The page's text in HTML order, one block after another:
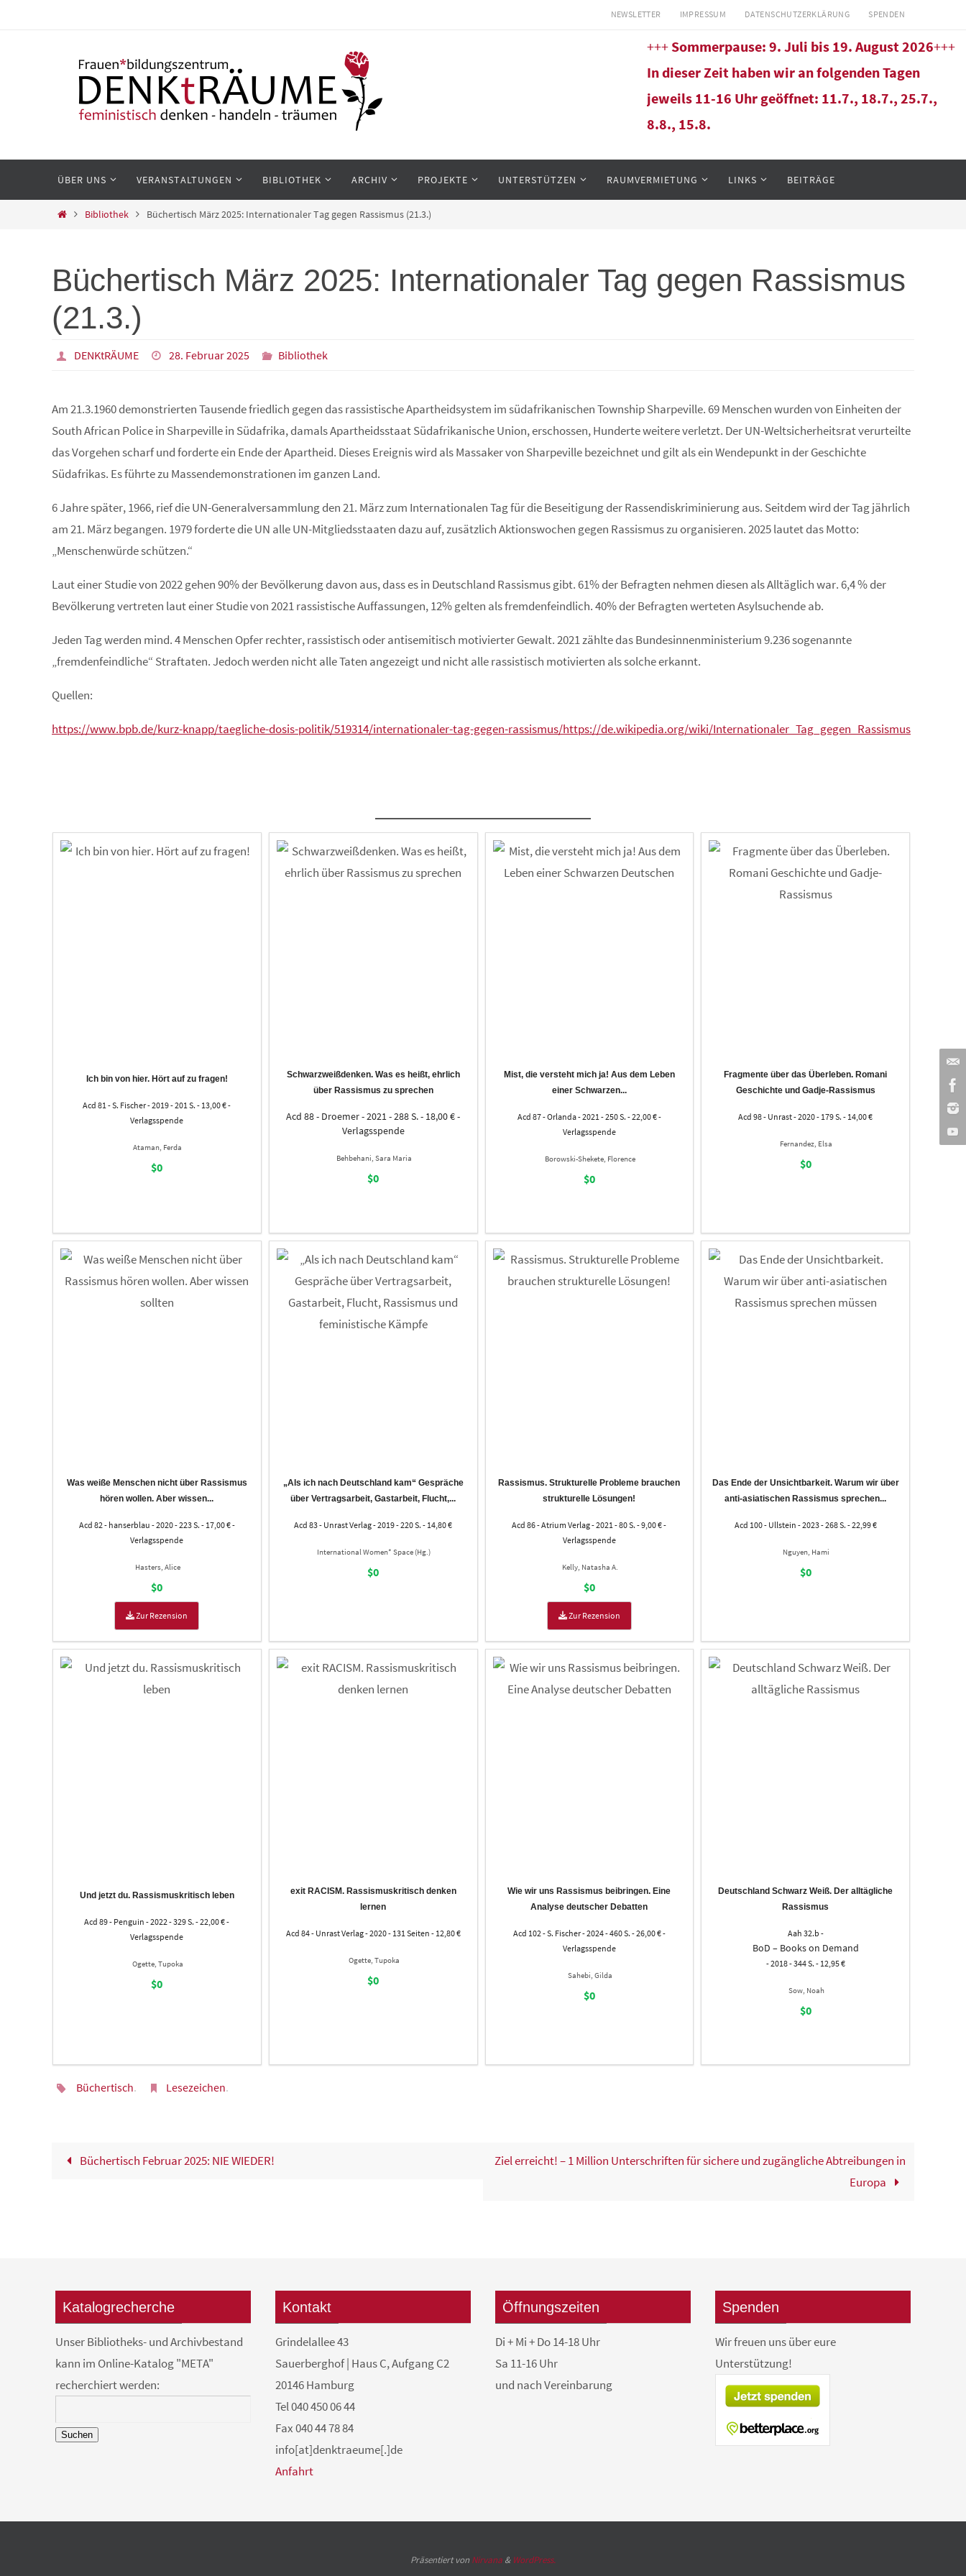
NEWSLETTER IMPRESSUM DATENSCHUTZERKLÄRUNG SPENDEN
+++ Sommerpause: 9. Juli bis 19. August 2026+++
In dieser Zeit haben wir an folgenden Tagen
jeweils 11-16 Uhr geöffnet: 11.7., 18.7., 25.7.,
8.8., 15.8.
springen
ÜBER UNS VERANSTALTUNGEN BIBLIOTHEK ARCHIV PROJEKTE UNTERSTÜTZEN RAUMVERMIETUNG LINKS BEITRÄGE
StartBibliothek Büchertisch März 2025: Internationaler Tag gegen Rassismus (21.3.)
Büchertisch März 2025: Internationaler Tag gegen Rassismus
(21.3.)
DENKtRÄUME 28. Februar 2025 Bibliothek
Am 21.3.1960 demonstrierten Tausende friedlich gegen das rassistische Apartheidsystem im südafrikanischen Township Sharpeville. 69 Menschen wurden von Einheiten der
South African Police in Sharpeville in Südafrika, damals Apartheidsstaat Südafrikanische Union, erschossen, Hunderte weitere verletzt. Der UN-Weltsicherheitsrat verurteilte
das Vorgehen scharf und forderte ein Ende der Apartheid. Dieses Ereignis wird als Massaker von Sharpeville bezeichnet und gilt als ein Wendepunkt in der Geschichte
Südafrikas. Es führte zu Massendemonstrationen im ganzen Land.
6 Jahre später, 1966, rief die UN-Generalversammlung den 21. März zum Internationalen Tag für die Beseitigung der Rassendiskriminierung aus. Seitdem wird der Tag jährlich
am 21. März begangen. 1979 forderte die UN alle UN-Mitgliedsstaaten dazu auf, zusätzlich Aktionswochen gegen Rassismus zu organisieren. 2025 lautet das Motto:
„Menschenwürde schützen.“
Laut einer Studie von 2022 gehen 90% der Bevölkerung davon aus, dass es in Deutschland Rassismus gibt. 61% der Befragten nehmen diesen als Alltäglich war. 6,4 % der
Bevölkerung vertreten laut einer Studie von 2021 rassistische Auffassungen, 12% gelten als fremdenfeindlich. 40% der Befragten werteten Asylsuchende ab.
Jeden Tag werden mind. 4 Menschen Opfer rechter, rassistisch oder antisemitisch motivierter Gewalt. 2021 zählte das Bundesinnenministerium 9.236 sogenannte
„fremdenfeindliche“ Straftaten. Jedoch werden nicht alle Taten angezeigt und nicht alle rassistisch motivierten als solche erkannt.
Quellen:
https://www.bpb.de/kurz-knapp/taegliche-dosis-politik/519314/internationaler-tag-gegen-rassismus/https://de.wikipedia.org/wiki/Internationaler_Tag_gegen_Rassismus
Ich bin von hier. Hört auf zu fragen!
Acd 81 - S. Fischer - 2019 - 201 S. - 13,00 € -
Verlagsspende
Ataman, Ferda
$0
Schwarzweißdenken. Was es heißt, ehrlich
über Rassismus zu sprechen
Acd 88 - Droemer - 2021 - 288 S. - 18,00 € -
Verlagsspende
Behbehani, Sara Maria
$0
Mist, die versteht mich ja! Aus dem Leben
einer Schwarzen...
Acd 87 - Orlanda - 2021 - 250 S. - 22,00 € -
Verlagsspende
Borowski-Shekete, Florence
$0
Fragmente über das Überleben. Romani
Geschichte und Gadje-Rassismus
Acd 98 - Unrast - 2020 - 179 S. - 14,00 €
Fernandez, Elsa
$0
Was weiße Menschen nicht über Rassismus
hören wollen. Aber wissen...
Acd 82 - hanserblau - 2020 - 223 S. - 17,00 € -
Verlagsspende
Hasters, Alice
$0
Zur Rezension
„Als ich nach Deutschland kam“ Gespräche
über Vertragsarbeit, Gastarbeit, Flucht,...
Acd 83 - Unrast Verlag - 2019 - 220 S. - 14,80 €
International Women* Space (Hg.)
$0
Rassismus. Strukturelle Probleme brauchen
strukturelle Lösungen!
Acd 86 - Atrium Verlag - 2021 - 80 S. - 9,00 € -
Verlagsspende
Kelly, Natasha A.
$0
Zur Rezension
Das Ende der Unsichtbarkeit. Warum wir über
anti-asiatischen Rassismus sprechen...
Acd 100 - Ullstein - 2023 - 268 S. - 22,99 €
Nguyen, Hami
$0
Und jetzt du. Rassismuskritisch leben
Acd 89 - Penguin - 2022 - 329 S. - 22,00 € -
Verlagsspende
Ogette, Tupoka
$0
exit RACISM. Rassismuskritisch denken
lernen
Acd 84 - Unrast Verlag - 2020 - 131 Seiten - 12,80 €
Ogette, Tupoka
$0
Wie wir uns Rassismus beibringen. Eine
Analyse deutscher Debatten
Acd 102 - S. Fischer - 2024 - 460 S. - 26,00 € -
Verlagsspende
Sahebi, Gilda
$0
Deutschland Schwarz Weiß. Der alltägliche
Rassismus
Aah 32.b -
BoD – Books on Demand
- 2018 - 344 S. - 12,95 €
Sow, Noah
$0
Büchertisch. Lesezeichen.
Büchertisch Februar 2025: NIE WIEDER!
Ziel erreicht! – 1 Million Unterschriften für sichere und zugängliche Abtreibungen in
Europa
Katalogrecherche
Unser Bibliotheks- und Archivbestand
kann im Online-Katalog "META"
recherchiert werden:
Suchen
Kontakt
Grindelallee 43
Sauerberghof | Haus C, Aufgang C2
20146 Hamburg
Tel 040 450 06 44
Fax 040 44 78 84
info[at]denktraeume[.]de
Anfahrt
Öffnungszeiten
Di + Mi + Do 14-18 Uhr
Sa 11-16 Uhr
und nach Vereinbarung
Spenden
Wir freuen uns über eure
Unterstützung!
Präsentiert von Nirvana & WordPress.